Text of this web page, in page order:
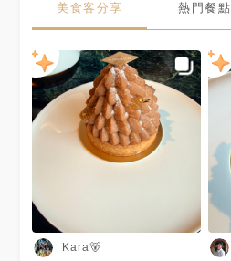
美食客分享 熱門餐點
Kara🐻